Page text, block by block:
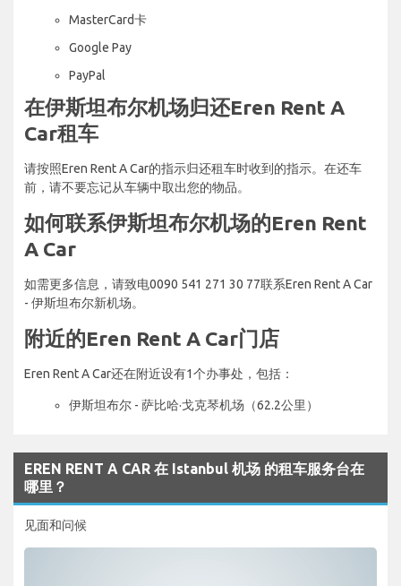
MasterCard卡
Google Pay
PayPal
在伊斯坦布尔机场归还Eren Rent A
Car租车
请按照Eren Rent A Car的指示归还租车时收到的指示。在还车
前，请不要忘记从车辆中取出您的物品。
如何联系伊斯坦布尔机场的Eren Rent
A Car
如需更多信息，请致电0090 541 271 30 77联系Eren Rent A Car
- 伊斯坦布尔新机场。
附近的Eren Rent A Car门店
Eren Rent A Car还在附近设有1个办事处，包括：
伊斯坦布尔 - 萨比哈·戈克琴机场（62.2公里）
EREN RENT A CAR 在 Istanbul 机场 的租车服务台在
哪里？
见面和问候